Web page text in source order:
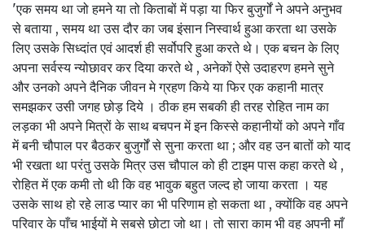
'एक समय था जो हमने या तो किताबों में पड़ा या फिर बुजुर्गों ने अपने अनुभव
से बताया , समय था उस दौर का जब इंसान निस्वार्थ हुआ करता था उसके
लिए उसके सिध्दांत एवं आदर्श ही सर्वोपरि हुआ करते थे। एक बचन के लिए
अपना सर्वस्य न्योछावर कर दिया करते थे , अनेकों ऐसे उदाहरण हमने सुने
और उनको अपने दैनिक जीवन मे ग्रहण किये या फिर एक कहानी मात्र
समझकर उसी जगह छोड़ दिये । ठीक हम सबकी ही तरह रोहित नाम का
लड़का भी अपने मित्रों के साथ बचपन में इन किस्से कहानीयों को अपने गाँव
में बनी चौपाल पर बैठकर बुजुर्गों से सुना करता था ; और वह उन बातों को याद
भी रखता था परंतु उसके मित्र उस चौपाल को ही टाइम पास कहा करते थे ,
रोहित में एक कमी तो थी कि वह भावुक बहुत जल्द हो जाया करता । यह
उसके साथ हो रहे लाड प्यार का भी परिणाम हो सकता था , क्योंकि वह अपने
परिवार के पाँच भाईयों मे सबसे छोटा जो था। तो सारा काम भी वह अपनी माँ